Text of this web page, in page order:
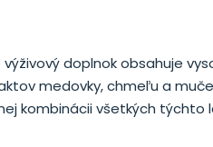
doplnok obsahuje
medovky, chmeľu a
kombinácii všetkých